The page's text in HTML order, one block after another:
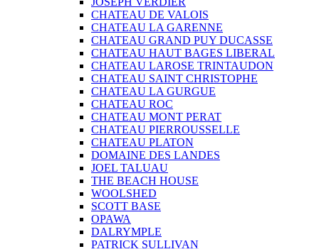
CHATEAU DE VALOIS
CHATEAU LA GARENNE
CHATEAU GRAND PUY DUCASSE
CHATEAU HAUT BAGES LIBERAL
CHATEAU LAROSE TRINTAUDON
CHATEAU SAINT CHRISTOPHE
CHATEAU LA GURGUE
CHATEAU ROC
CHATEAU MONT PERAT
CHATEAU PIERROUSSELLE
CHATEAU PLATON
DOMAINE DES LANDES
JOEL TALUAU
THE BEACH HOUSE
WOOLSHED
SCOTT BASE
OPAWA
DALRYMPLE
PATRICK SULLIVAN